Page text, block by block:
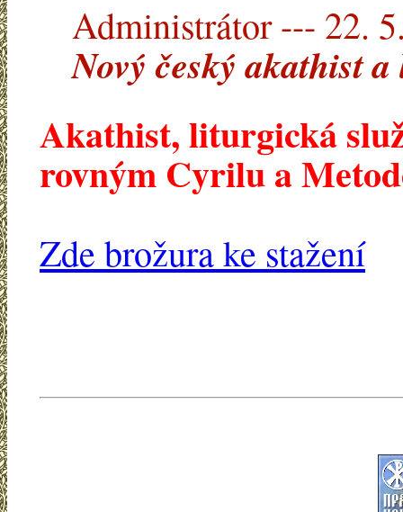
Administrátor --- 22.
Nový český akathist
Akathist, liturgická
rovným Cyrilu a
Zde brožura ke stažení